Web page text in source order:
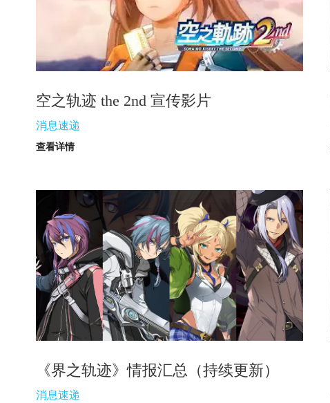
空之轨迹 the 2nd 宣传影片
消息速递
查看详情
《界之轨迹》情报汇总（持续更新）
消息速递